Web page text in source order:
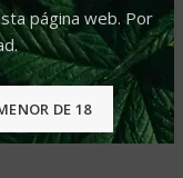
página web. Por
DE 18
XL,